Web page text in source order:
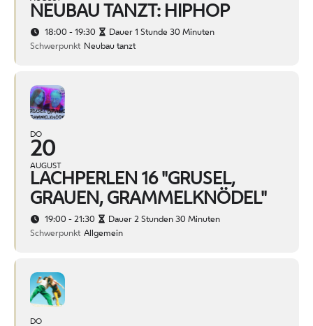
NEUBAU TANZT: HIPHOP
18:00 - 19:30
Dauer 1 Stunde 30 Minuten
Schwerpunkt Neubau tanzt
DO
20
AUGUST
LACHPERLEN 16 "GRUSEL,
GRAUEN, GRAMMELKNÖDEL"
19:00 - 21:30
Dauer 2 Stunden 30 Minuten
Schwerpunkt Allgemein
DO